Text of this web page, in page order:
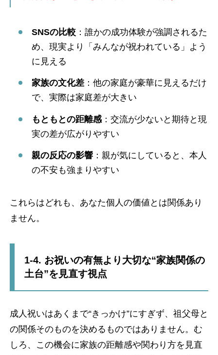
SNSの比較 ：誰かの成功体験が強調されるた
め、現実より「みんなが祝われている」よう
に見える
家族の文化差 ：他の家庭が豪華に見えるだけ
で、実際は家庭差が大きい
もともとの距離感 ：交流が少ないと期待と現
実の差が広がりやすい
親の反応の影響 ：親が気にしていると、本人
の不安も強まりやすい
これらはどれも、あなた個人の価値とは関係あり
ません。
1-4. お祝いの有無より大切な“家族関係の
土台”を見直す視点
成人祝いはあくまで“きっかけ”にすぎず、祖父母と
の関係そのものを決めるものではありません。む
しろ、この機会に家族の距離感や関わり方を見直